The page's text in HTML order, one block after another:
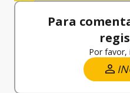
Para
Por favor,